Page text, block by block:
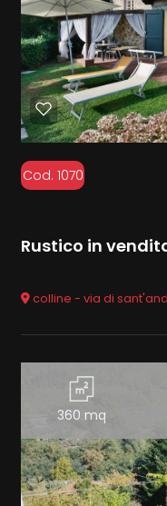
Cod. 1070
Rustico in
colline - via di
360 mq